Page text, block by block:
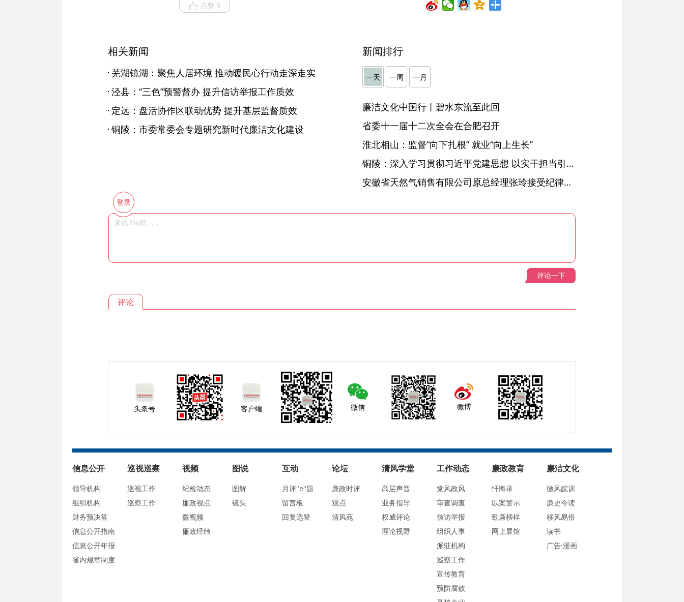
点赞 3
相关新闻
芜湖镜湖：聚焦人居环境 推动暖民心行动走深走实
泾县：“三色”预警督办 提升信访举报工作质效
定远：盘活协作区联动优势 提升基层监督质效
铜陵：市委常委会专题研究新时代廉洁文化建设
新闻排行
一天 一周 一月
廉洁文化中国行丨碧水东流至此回
省委十一届十二次全会在合肥召开
淮北相山：监督“向下扎根” 就业“向上生长”
铜陵：深入学习贯彻习近平党建思想 以实干担当引领纪检监察工作高质量发展
安徽省天然气销售有限公司原总经理张玲接受纪律审查和监察调查
登录
评论一下
评论
头条号 客户端 微信 微博
信息公开
领导机构
组织机构
财务预决算
信息公开指南
信息公开年报
省内规章制度
巡视巡察
巡视工作
巡察工作
视频
纪检动态
廉政视点
微视频
廉政经纬
图说
图解
镜头
互动
月评"e"题
留言板
回复选登
论坛
廉政时评
观点
清风苑
清风学堂
高层声音
业务指导
权威评论
理论视野
工作动态
党风政风
审查调查
信访举报
组织人事
派驻机构
巡察工作
宣传教育
预防腐败
廉政教育
忏悔录
以案警示
勤廉榜样
网上展馆
廉洁文化
徽风皖训
廉史今读
移风易俗
读书
广告·漫画